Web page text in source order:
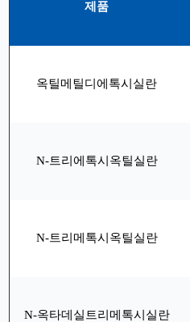
제품
옥틸메틸디에톡시실란
N-트리에톡시옥틸실란
N-트리메톡시옥틸실란
N-옥타데실트리메톡시실란